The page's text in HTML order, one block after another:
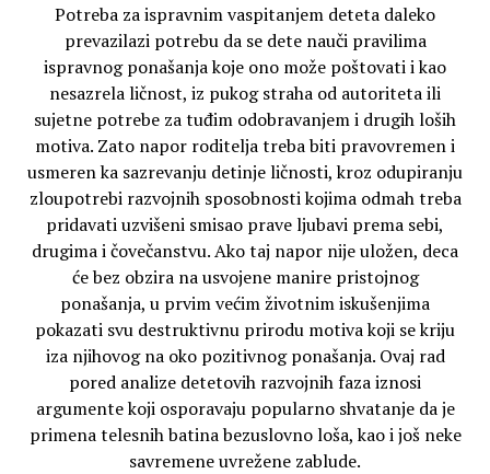
Potreba za ispravnim vaspitanjem deteta daleko
prevazilazi potrebu da se dete nauči pravilima
ispravnog ponašanja koje ono može poštovati i kao
nesazrela ličnost, iz pukog straha od autoriteta ili
sujetne potrebe za tuđim odobravanjem i drugih loših
motiva. Zato napor roditelja treba biti pravovremen i
usmeren ka sazrevanju detinje ličnosti, kroz odupiranju
zloupotrebi razvojnih sposobnosti kojima odmah treba
pridavati uzvišeni smisao prave ljubavi prema sebi,
drugima i čovečanstvu. Ako taj napor nije uložen, deca
će bez obzira na usvojene manire pristojnog
ponašanja, u prvim većim životnim iskušenjima
pokazati svu destruktivnu prirodu motiva koji se kriju
iza njihovog na oko pozitivnog ponašanja. Ovaj rad
pored analize detetovih razvojnih faza iznosi
argumente koji osporavaju popularno shvatanje da je
primena telesnih batina bezuslovno loša, kao i još neke
savremene uvrežene zablude.